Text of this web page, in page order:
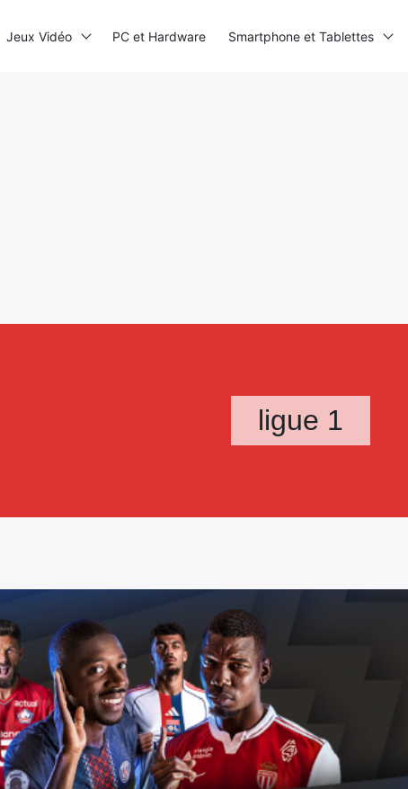
ligue 1
Jeux Vidéo PC et Hardware Smartphone et Tablettes